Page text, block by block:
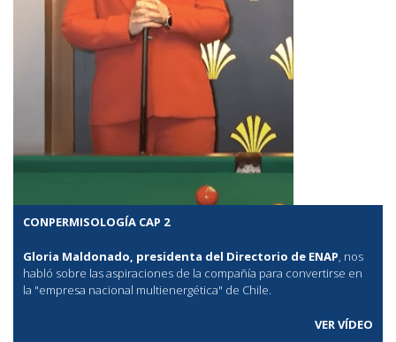
CONPERMISOLOGÍA CAP 2
Gloria Maldonado, presidenta del Directorio de ENAP, nos
habló sobre las aspiraciones de la compañía para convertirse en
la "empresa nacional multienergética" de Chile.
VER VÍDEO